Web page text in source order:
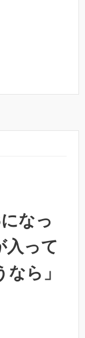
なっ
入って
ら」